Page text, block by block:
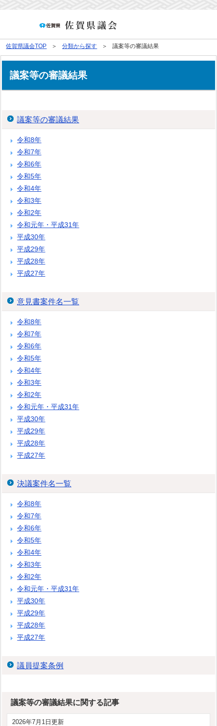
佐賀県議会TOP 分類から探す 議案等の審議結果
議案等の審議結果
議案等の審議結果
令和8年
令和7年
令和6年
令和5年
令和4年
令和3年
令和2年
令和元年・平成31年
平成30年
平成29年
平成28年
平成27年
意見書案件名一覧
令和8年
令和7年
令和6年
令和5年
令和4年
令和3年
令和2年
令和元年・平成31年
平成30年
平成29年
平成28年
平成27年
決議案件名一覧
令和8年
令和7年
令和6年
令和5年
令和4年
令和3年
令和2年
令和元年・平成31年
平成30年
平成29年
平成28年
平成27年
議員提案条例
議案等の審議結果に関する記事
2026年7月1日更新